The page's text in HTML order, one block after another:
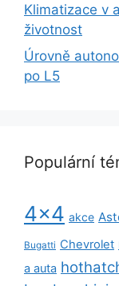
Klimatizace v
životnost
Úrovně
po L5
Populární
4x4 akce
Bugatti Chevrolet
a auta